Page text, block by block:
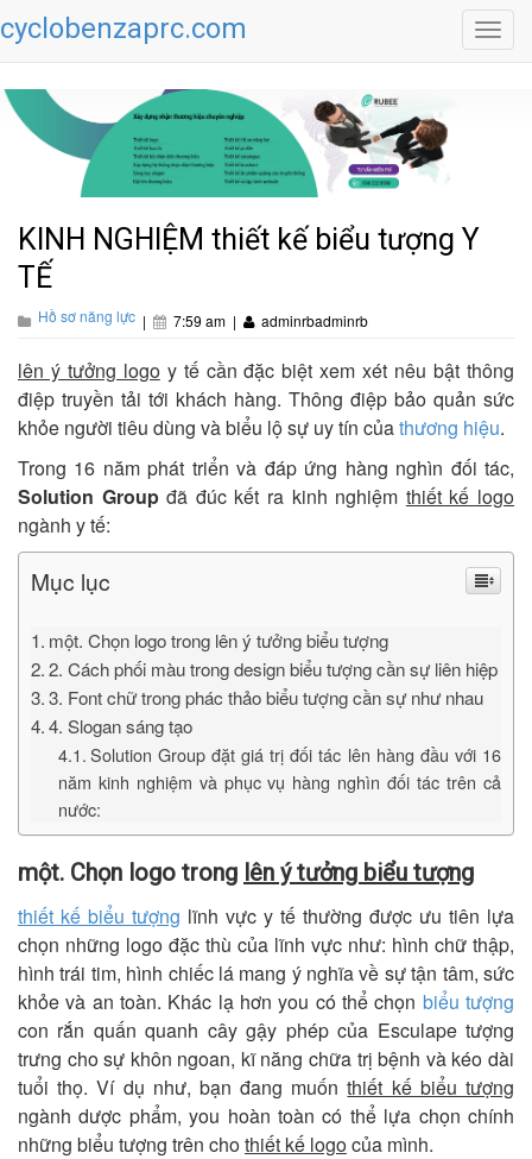
cyclobenzaprc.com
KINH NGHIỆM thiết kế biểu tượng Y
TẾ
Hồ sơ năng lực | 7:59 am | adminrbadminrb
lên ý tưởng logoy tế cần đặc biệt xem xét nêu bật thông
điệp truyền tải tới khách hàng. Thông điệp bảo quản sức
khỏe người tiêu dùng và biểu lộ sự uy tín củathương hiệu.
Trong 16 năm phát triển và đáp ứng hàng nghìn đối tác,
Solution Groupđã đúc kết ra kinh nghiệm thiết kế logo
ngành y tế:
Mục lục
một. Chọn logo trong lên ý tưởng biểu tượng
2. Cách phối màu trong design biểu tượng cần sự liên hiệp
3. Font chữ trong phác thảo biểu tượng cần sự như nhau
4. Slogan sáng tạo
Solution Group đặt giá trị đối tác lên hàng đầu với 16
năm kinh nghiệm và phục vụ hàng nghìn đối tác trên cả
nước:
một. Chọn logo trong lên ý tưởng biểu tượng
thiết kế biểu tượng lĩnh vực y tế thường được ưu tiên lựa
chọn những logo đặc thù của lĩnh vực như: hình chữ thập,
hình trái tim, hình chiếc lá mang ý nghĩa về sự tận tâm, sức
khỏe và an toàn. Khác lạ hơn you có thể chọn biểu tượng
con rắn quấn quanh cây gậy phép của Esculape tượng
trưng cho sự khôn ngoan, kĩ năng chữa trị bệnh và kéo dài
tuổi thọ. Ví dụ như, bạn đang muốnthiết kế biểu tượng
ngành dược phẩm, you hoàn toàn có thể lựa chọn chính
những biểu tượng trên chothiết kế logocủa mình.